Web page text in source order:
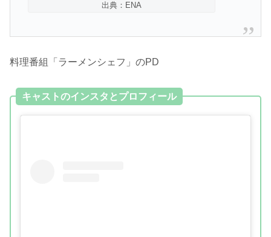
出典：ENA
料理番組「ラーメンシェフ」のPD
キャストのインスタとプロフィール